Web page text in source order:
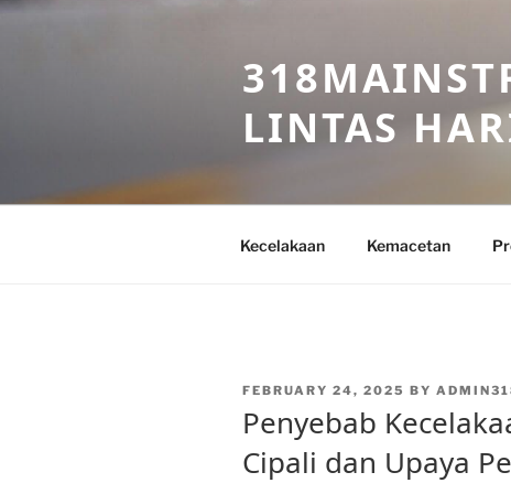
Skip
LINTAS
Kecelakaan Kemacetan
POSTED
FEBRUARY 24, 2025 BY
Penyebab
Cipali dan Upaya